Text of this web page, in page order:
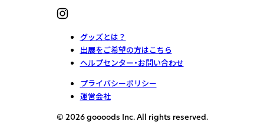
グッズとは？
出展をご希望の方はこちら
ヘルプセンター・お問い合わせ
プライバシーポリシー
運営会社
© 2026 goooods Inc. All rights reserved.